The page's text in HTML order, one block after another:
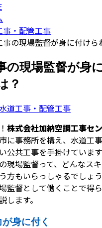
事・配管工事
事の現場監督が身に付けら
の現場監督が身
？
道工事・配管工事
株式会社加納空調工事セ
に事務所を構え、水道工
公共工事を手掛けています
現場監督って、どんなス
方もいらっしゃるでしょう
監督として働くことで得
します。
身に付く